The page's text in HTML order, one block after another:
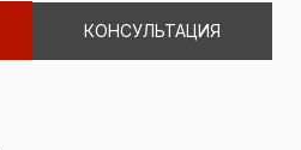
КОНСУЛЬТАЦИЯ